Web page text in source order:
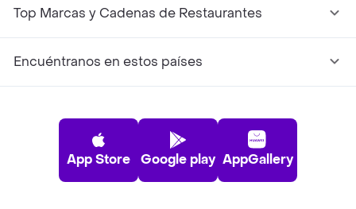
Top Marcas y Cadenas de Restaurantes
Encuéntranos en estos países
App Store Google play AppGallery